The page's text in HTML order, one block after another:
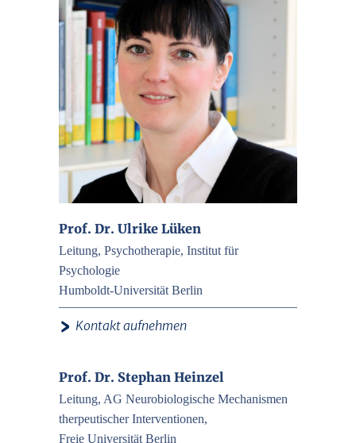
Prof. Dr. Ulrike Lüken
Leitung, Psychotherapie, Institut für
Psychologie
Humboldt-Universität Berlin
› Kontakt aufnehmen
Prof. Dr. Stephan Heinzel
Leitung, AG Neurobiologische Mechanismen
therpeutischer Interventionen,
Freie Universität Berlin